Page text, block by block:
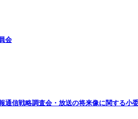
会
通信戦略調査会・放送の将来像に関する小